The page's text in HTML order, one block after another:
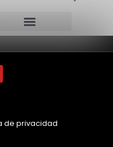
de privacidad